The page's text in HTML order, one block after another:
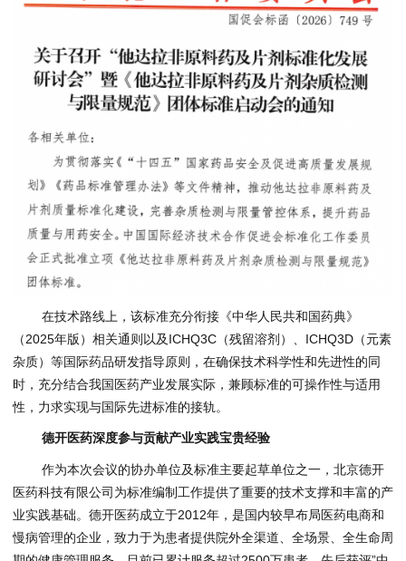
在技术路线上，该标准充分衔接《中华人民共和国药典》
（2025年版）相关通则以及ICHQ3C（残留溶剂）、ICHQ3D（元素
杂质）等国际药品研发指导原则，在确保技术科学性和先进性的同
时，充分结合我国医药产业发展实际，兼顾标准的可操作性与适用
性，力求实现与国际先进标准的接轨。
德开医药深度参与贡献产业实践宝贵经验
作为本次会议的协办单位及标准主要起草单位之一，北京德开
医药科技有限公司为标准编制工作提供了重要的技术支撑和丰富的产
业实践基础。德开医药成立于2012年，是国内较早布局医药电商和
慢病管理的企业，致力于为患者提供院外全渠道、全场景、全生命周